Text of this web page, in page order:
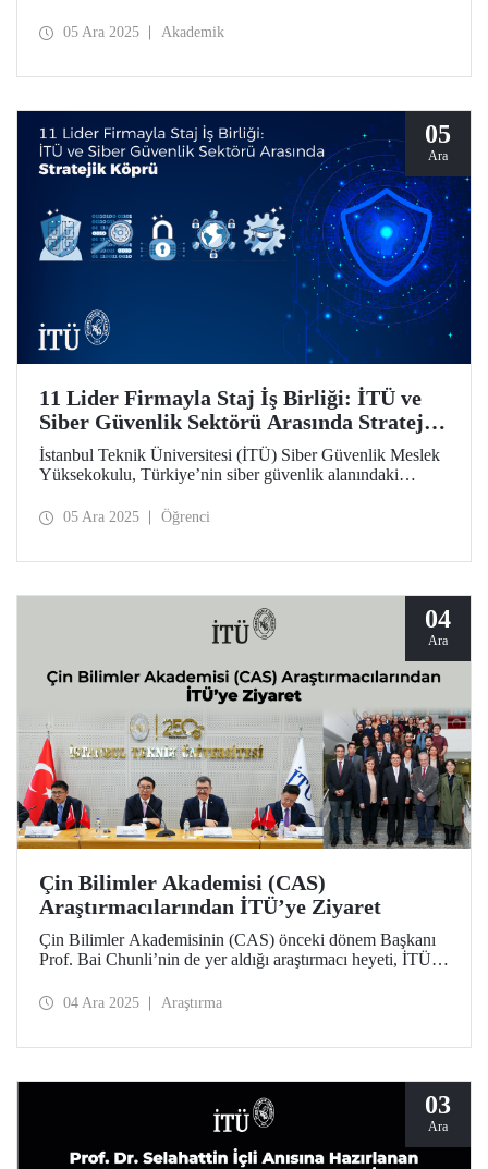
ilişkin güncel konular üzerine sivil ve savunma bakış
05 Ara 2025 Akademik
05
Ara
11 Lider Firmayla Staj İş Birliği: İTÜ ve
Siber Güvenlik Sektörü Arasında Stratejik
Köprü
İstanbul Teknik Üniversitesi (İTÜ) Siber Güvenlik Meslek
Yüksekokulu, Türkiye’nin siber güvenlik alanındaki
bir adım attı. Sektörün önde gelen 11 firmasıyla "Staj İş
05 Ara 2025 Öğrenci
04
Ara
Çin Bilimler Akademisi (CAS)
Araştırmacılarından İTÜ’ye Ziyaret
Çin Bilimler Akademisinin (CAS) önceki dönem Başkanı
Prof. Bai Chunli’nin de yer aldığı araştırmacı heyeti, İTÜ
araya geldi. Ziyaret kapsamında CAS ve İTÜ arasındaki iş
04 Ara 2025 Araştırma
03
Ara